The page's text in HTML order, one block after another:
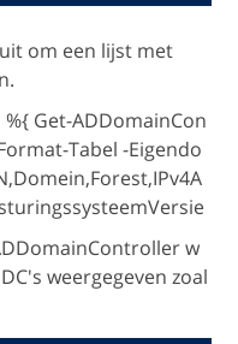
om een lijst met
Get-ADDomainCon
Tabel -Eigendo
w
weergegeven zoal